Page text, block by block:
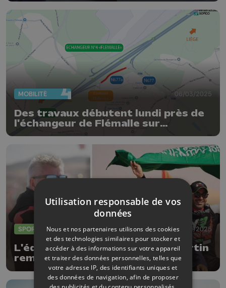
MOBILITÉ 06/03/2025
Des travaux débutent lundi près de
l'échangeur de Flémalle sur
l'autoroute E42
SPORTS 17/01/2025
L'équipe du Hutois Jean-Marc Fortin
remporte le Dakar
Utilisation responsable de vos
données
Nous et nos partenaires utilisons des cookies
et des technologies similaires pour stocker et
accéder à des informations sur votre appareil
et traiter des données personnelles, telles que
votre adresse IP, des identifiants uniques et
des données de navigation, afin de proposer